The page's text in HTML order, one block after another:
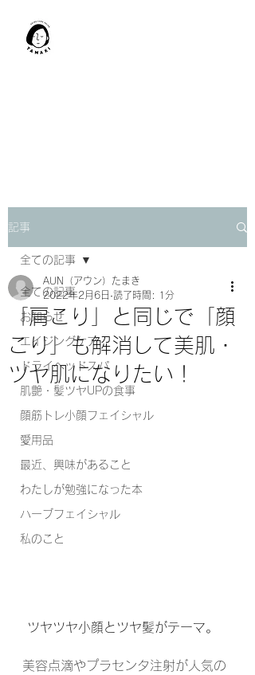
記事
全ての記事
お知らせ
エイジングケア
ドライヘッドスパ
肌艶・髪ツヤUPの食事
顔筋トレ小顔フェイシャル
愛用品
最近、興味があること
わたしが勉強になった本
ハーブフェイシャル
私のこと
全ての記事
「肩こり」と同じで「顔
こり」も解消して美肌・
ツヤ肌になりたい！
AUN（アウン）たまき
2022年2月6日 読了時間: 1分
ツヤツヤ小顔とツヤ髪がテーマ。
美容点滴やプラセンタ注射が人気の